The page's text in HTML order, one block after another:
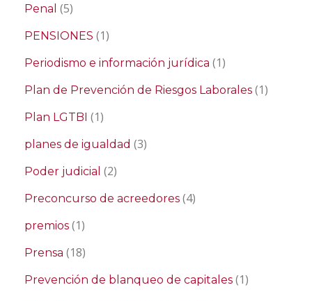
Penal (5)
PENSIONES (1)
Periodismo e información jurídica (1)
Plan de Prevención de Riesgos Laborales (1)
Plan LGTBI (1)
planes de igualdad (3)
Poder judicial (2)
Preconcurso de acreedores (4)
premios (1)
Prensa (18)
Prevención de blanqueo de capitales (1)